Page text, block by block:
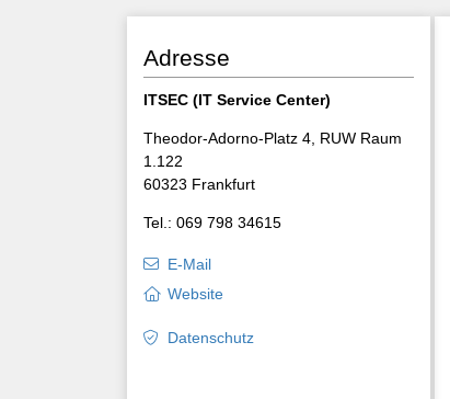
Adresse
ITSEC (IT Service Center)
Theodor-Adorno-Platz 4, RUW Raum
1.122
60323 Frankfurt
Tel.: 069 798 34615
E-Mail
Website
Datenschutz